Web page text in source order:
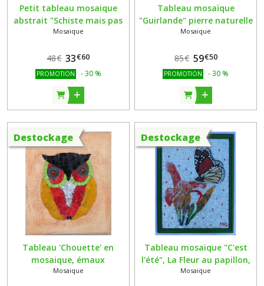
Petit tableau mosaique
abstrait "Schiste mais pas
trop ...!" shiste, marbre
enduit
Mosaique
48€ 33€60
PROMOTION -30 %
Tableau mosaïque
"Guirlande" pierre naturelle
ardoise et verre orange
bois
Mosaique
85€ 59€50
PROMOTION -30 %
Destockage
Tableau 'Chouette' en
mosaique, émaux
vénitiens,smalts,verre
Mosaique
Destockage
Tableau mosaique "C'est
l'été", La Fleur au papillon,
verre, miroir et émaux
Mosaique